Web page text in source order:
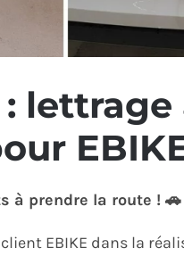
à prendre la route ! 🚗
EBIKE dans la